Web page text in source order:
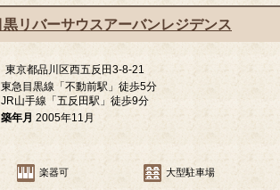
リバーサウスアーバンレジデンス
東京都品川区西五反田3-8-21
東急目黒線「不動前駅」徒歩5分
JR山手線「五反田駅」徒歩9分
築年月 2005年11月
楽器可 大型駐車場